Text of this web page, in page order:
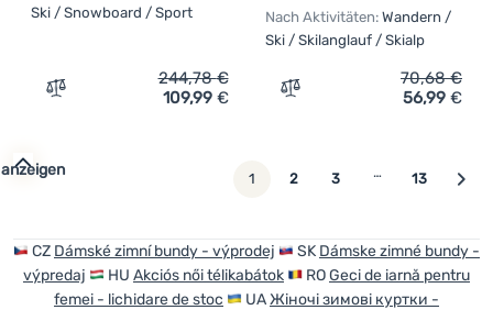
Ski / Snowboard / Sport
Zum Vergleich 'Damenjacke Dare 2b Assert Jacket'
244,78€
109,99 €
Nach Aktivitäten: Wandern /
Ski / Skilanglauf / Skialp
Zum Vergleich
70,68€
56,99 €
1 2 3 … 13 weiter
CZ Dámské zimní bundy - výprodej SK Dámske zimné bundy -
výpredaj
HU Akciós női télikabátok ROGeci de iarnă pentru
femei - lichidare de stoc
UAЖіночі зимові куртки -